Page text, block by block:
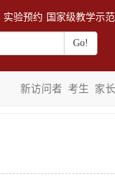
实验预约 国家级教学示
新访问者 考生 家长